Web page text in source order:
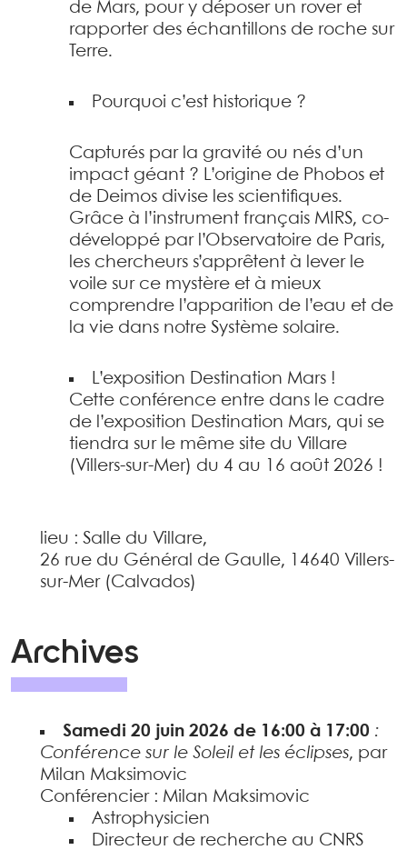
de Mars, pour y déposer un rover et
rapporter des échantillons de roche sur
Terre.
Pourquoi c’est historique ?
Capturés par la gravité ou nés d’un
impact géant ? L’origine de Phobos et
de Deimos divise les scientifiques.
Grâce à l’instrument français MIRS, co-
développé par l’Observatoire de Paris,
les chercheurs s’apprêtent à lever le
voile sur ce mystère et à mieux
comprendre l’apparition de l’eau et de
la vie dans notre Système solaire.
L’exposition Destination Mars !
Cette conférence entre dans le cadre
de l’exposition Destination Mars, qui se
tiendra sur le même site du Villare
(Villers-sur-Mer) du 4 au 16 août 2026 !
lieu : Salle du Villare,
26 rue du Général de Gaulle, 14640 Villers-
sur-Mer (Calvados)
Archives
Samedi 20 juin 2026 de 16:00 à 17:00 :
Conférence sur le Soleil et les éclipses, par
Milan Maksimovic
Conférencier : Milan Maksimovic
Astrophysicien
Directeur de recherche au CNRS